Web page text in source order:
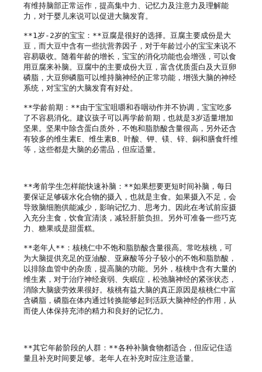
有维持脑部正常运作，提高集中力、记忆力及注意力及理解能
力，对于婴儿来说可以促进大脑发育。
**1岁-2岁的宝宝：**豆腐是很好的选择。豆腐主要成份是大
豆，而大豆中含有一些抗营养因子，对于年龄过小的宝宝来说不
容易吸收。随着年龄的增长，宝宝的消化功能也会增强，可以食
用豆腐来补脑。豆腐中的主要成份大豆，富含优质蛋白及大豆卵
磷脂，大豆卵磷脂可以维持脑神经的正常功能，增强大脑的神经
系统，对宝宝的大脑发育有好处。
**学龄前期：**由于宝宝咀嚼和吞咽动作并不协调，宝宝吃多
了不容易消化。建议孩子可以再学龄前期，也就是3岁适量增加
坚果。坚果中除含蛋白质外，不饱和脂肪酸含量很高，另外还含
有较多的维生素E、维生素B、叶酸、钾、镁、锌、銅和膳食纤维
等，这些都是大脑的必需品，但应适量。
**考前学生怎样能快速补脑：**如果想要更短时间补脑，每日
要保证足够碳水化合物的摄入，也就是主食。如果摄入不足，会
导致脑细胞供能减少，影响记忆力、思考力。因此在考试前应摄
入充分主食，饮食宜清淡，减轻肝脏负担。另外可准备一些巧克
力、糖果或是甜蛋糕。
**老年人**：核桃仁中不饱和脂肪酸含量很高。常吃核桃，可
为大脑提供充足的亚油酸、亚麻酸等分子较小的不饱和脂肪酸，
以排除血管中的杂质，提高脑的功能。另外，核桃中含有大量的
维生素，对于治疗神经衰弱、失眠症，松弛脑神经的紧张状态，
消除大脑疲劳效果很好。核桃有益大脑的真正原因是核桃仁中富
含磷脂，磷脂在体内通过转换能够起到活跃大脑神经的作用，从
而使人体保持充沛的精力和良好的记忆力。
**其它年龄阶段的人群：**各种补脑食物都适合，但应记住适
量且补充时间要足够。老年人在补充时应注意适量。